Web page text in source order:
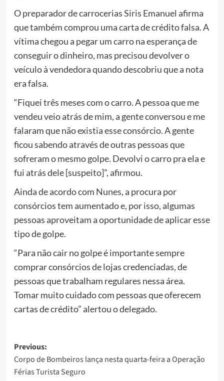
O preparador de carrocerias Siris Emanuel afirma
que também comprou uma carta de crédito falsa. A
vítima chegou a pegar um carro na esperança de
conseguir o dinheiro, mas precisou devolver o
veículo à vendedora quando descobriu que a nota
era falsa.
“Fiquei três meses com o carro. A pessoa que me
vendeu veio atrás de mim, a gente conversou e me
falaram que não existia esse consórcio. A gente
ficou sabendo através de outras pessoas que
sofreram o mesmo golpe. Devolvi o carro pra ela e
fui atrás dele [suspeito]”, afirmou.
Ainda de acordo com Nunes, a procura por
consórcios tem aumentado e, por isso, algumas
pessoas aproveitam a oportunidade de aplicar esse
tipo de golpe.
“Para não cair no golpe é importante sempre
comprar consórcios de lojas credenciadas, de
pessoas que trabalham regulares nessa área.
Tomar muito cuidado com pessoas que oferecem
cartas de crédito” alertou o delegado.
Post
navigation
Previous:
Corpo de Bombeiros lança nesta quarta-feira a Operação
Férias Turista Seguro